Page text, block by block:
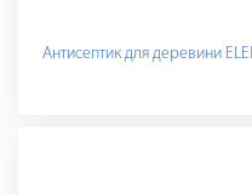
Антисептик для деревини